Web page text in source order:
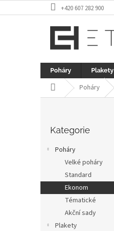
na
+420 607 282 900
Poháry Plakety
Domů Poháry
kategorie
Kategorie
Poháry
Velké poháry
Standard
Ekonom
Tématické
Akční sady
Plakety